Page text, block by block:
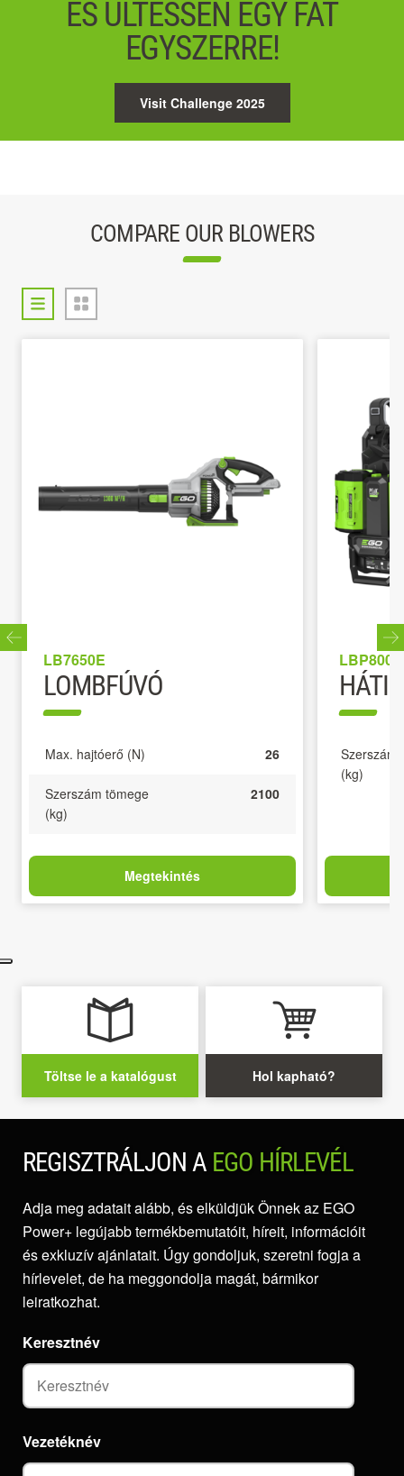
ÉS ÜLTESSEN EGY FÁT
EGYSZERRE!
Visit Challenge 2025
COMPARE OUR BLOWERS
LB7650E
LOMBFÚVÓ
Max. hajtóerő (N) 26
Szerszám tömege
(kg)
2100
Megtekintés
HÁTI
Szerszám
(kg)
Töltse le a katalógust Hol kapható?
REGISZTRÁLJON A EGO HÍRLEVÉL
Adja meg adatait alább, és elküldjük Önnek az EGO
Power+ legújabb termékbemutatóit, híreit, információit
és exkluzív ajánlatait. Úgy gondoljuk, szeretni fogja a
hírlevelet, de ha meggondolja magát, bármikor
leiratkozhat.
Keresztnév
Vezetéknév